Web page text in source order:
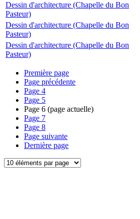
Dessin d'architecture (Chapelle du Bon
Pasteur)
Dessin d'architecture (Chapelle du Bon
Pasteur)
Dessin d'architecture (Chapelle du Bon
Pasteur)
Première page
Page précédente
Page 4
Page 5
Page 6 (page actuelle)
Page 7
Page 8
Page suivante
Dernière page